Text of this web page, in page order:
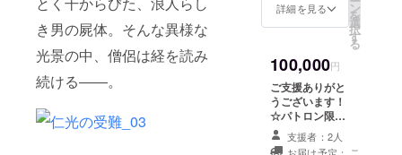
き男の屍体。そんな異様な
光景の中、僧侶は経を読み
続ける――。
チゴジャム』
DVD-R ☆長篇映
ルブック ☆エン
ドクレジットに
お名前を掲載 ☆
試写会にご招待
（都内にて2014
年11月頃） ★打
ち上げにご招待
詳細を見る ン
を
選
択
す
る
100,000円
ご支援ありがと
うございます！
☆パトロン限定
ブログ公開 ☆長
篇映画『仁光の
支援者：2人